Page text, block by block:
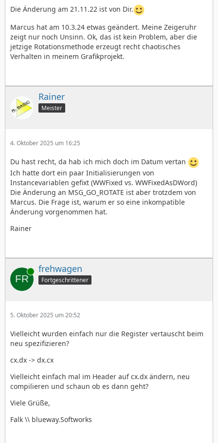
Die Änderung am 21.11.22 ist von Dir.
Marcus hat am 10.3.24 etwas geändert. Meine Zeigeruhr
zeigt nur noch Unsinn. Ok, das ist kein Problem, aber die
jetzige Rotationsmethode erzeugt recht chaotisches
Verhalten in meinem Grafikprojekt.
Rainer
Meister
4. Oktober 2025 um 16:25
Du hast recht, da hab ich mich doch im Datum vertan
Ich hatte dort ein paar Initialisierungen von
Instancevariablen gefixt (WWFixed vs. WWFixedAsDWord)
Die Änderung an MSG_GO_ROTATE ist aber trotzdem von
Marcus. Die Frage ist, warum er so eine inkompatible
Änderung vorgenommen hat.
Rainer
Online frehwagen
Fortgeschrittener
5. Oktober 2025 um 20:52
Vielleicht wurden einfach nur die Register vertauscht beim
neu spezifizieren?
cx.dx -> dx.cx
Vielleicht einfach mal im Header auf cx.dx ändern, neu
compilieren und schaun ob es dann geht?
Viele Grüße,
Falk \\ blueway.Softworks